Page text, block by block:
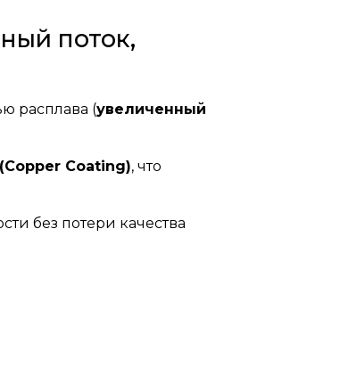
поток,
расплава (увеличенный
Coating), что
без потери качества